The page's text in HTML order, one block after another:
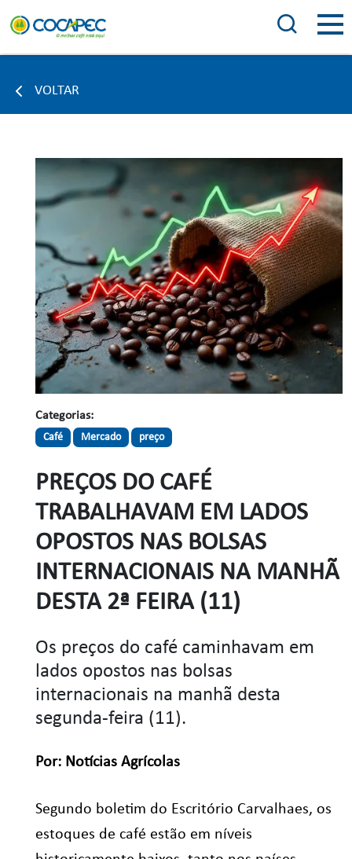
VOLTAR
Categorias:
Café Mercado preço
PREÇOS DO CAFÉ
TRABALHAVAM EM LADOS
OPOSTOS NAS BOLSAS
INTERNACIONAIS NA MANHÃ
DESTA 2ª FEIRA (11)
Os preços do café caminhavam em
lados opostos nas bolsas
internacionais na manhã desta
segunda-feira (11).
Por: Notícias Agrícolas
Segundo boletim do Escritório Carvalhaes, os
estoques de café estão em níveis